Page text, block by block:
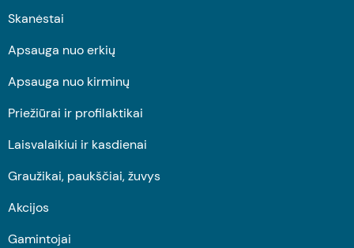
Skanėstai
Apsauga nuo erkių
Apsauga nuo kirminų
Priežiūrai ir profilaktikai
Laisvalaikiui ir kasdienai
Graužikai, paukščiai, žuvys
Akcijos
Gamintojai